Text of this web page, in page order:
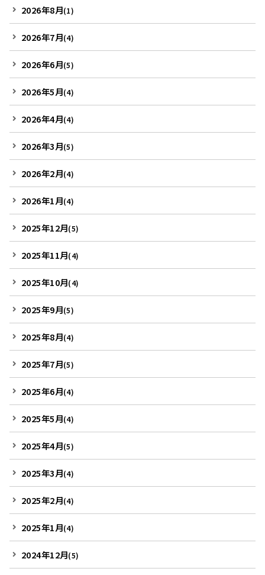
2026年8月(1)
2026年7月(4)
2026年6月(5)
2026年5月(4)
2026年4月(4)
2026年3月(5)
2026年2月(4)
2026年1月(4)
2025年12月(5)
2025年11月(4)
2025年10月(4)
2025年9月(5)
2025年8月(4)
2025年7月(5)
2025年6月(4)
2025年5月(4)
2025年4月(5)
2025年3月(4)
2025年2月(4)
2025年1月(4)
2024年12月(5)